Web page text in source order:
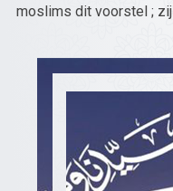
moslims dit voorstel ;